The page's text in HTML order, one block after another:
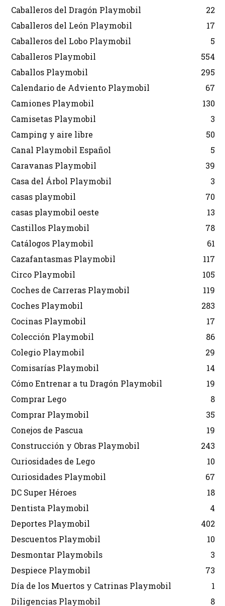
Caballeros del Dragón Playmobil
22
Caballeros del León Playmobil
17
Caballeros del Lobo Playmobil
5
Caballeros Playmobil
554
Caballos Playmobil
295
Calendario de Adviento Playmobil
67
Camiones Playmobil
130
Camisetas Playmobil
3
Camping y aire libre
50
Canal Playmobil Español
5
Caravanas Playmobil
39
Casa del Árbol Playmobil
3
casas playmobil
70
casas playmobil oeste
13
Castillos Playmobil
78
Catálogos Playmobil
61
Cazafantasmas Playmobil
117
Circo Playmobil
105
Coches de Carreras Playmobil
119
Coches Playmobil
283
Cocinas Playmobil
17
Colección Playmobil
86
Colegio Playmobil
29
Comisarías Playmobil
14
Cómo Entrenar a tu Dragón Playmobil
19
Comprar Lego
8
Comprar Playmobil
35
Conejos de Pascua
19
Construcción y Obras Playmobil
243
Curiosidades de Lego
10
Curiosidades Playmobil
67
DC Super Héroes
18
Dentista Playmobil
4
Deportes Playmobil
402
Descuentos Playmobil
10
Desmontar Playmobils
3
Despiece Playmobil
73
Día de los Muertos y Catrinas Playmobil
1
Diligencias Playmobil
8